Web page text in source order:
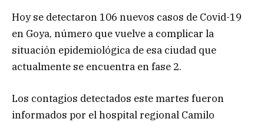
Hoy se detectaron 106 nuevos casos de Covid-19
en Goya, número que vuelve a complicar la
situación epidemiológica de esa ciudad que
actualmente se encuentra en fase 2.
Los contagios detectados este martes fueron
informados por el hospital regional Camilo